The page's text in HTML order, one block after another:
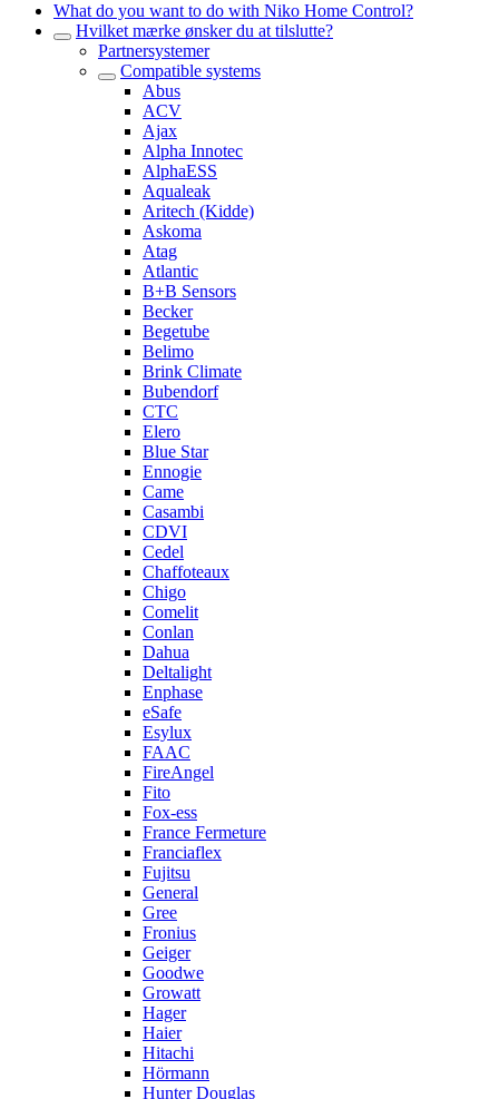
What do you want to do with Niko Home Control?
Hvilket mærke ønsker du at tilslutte?
Partnersystemer
Compatible systems
Abus
ACV
Ajax
Alpha Innotec
AlphaESS
Aqualeak
Aritech (Kidde)
Askoma
Atag
Atlantic
B+B Sensors
Becker
Begetube
Belimo
Brink Climate
Bubendorf
CTC
Elero
Blue Star
Ennogie
Came
Casambi
CDVI
Cedel
Chaffoteaux
Chigo
Comelit
Conlan
Dahua
Deltalight
Enphase
eSafe
Esylux
FAAC
FireAngel
Fito
Fox-ess
France Fermeture
Franciaflex
Fujitsu
General
Gree
Fronius
Geiger
Goodwe
Growatt
Hager
Haier
Hitachi
Hörmann
Hunter Douglas